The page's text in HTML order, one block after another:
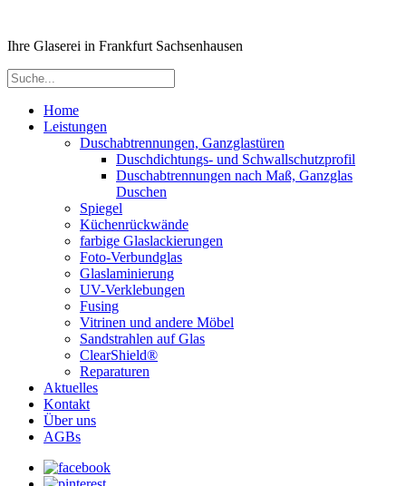
Ihre Glaserei in Frankfurt Sachsenhausen
Home
Leistungen
Duschabtrennungen, Ganzglastüren
Duschdichtungs- und Schwallschutzprofil
Duschabtrennungen nach Maß, Ganzglas
Duschen
Spiegel
Küchenrückwände
farbige Glaslackierungen
Foto-Verbundglas
Glaslaminierung
UV-Verklebungen
Fusing
Vitrinen und andere Möbel
Sandstrahlen auf Glas
ClearShield®
Reparaturen
Aktuelles
Kontakt
Über uns
AGBs